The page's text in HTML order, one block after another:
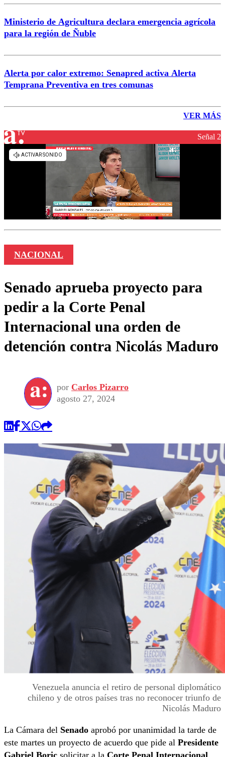
Ministerio de Agricultura declara emergencia agrícola
para la región de Ñuble
Alerta por calor extremo: Senapred activa Alerta
Temprana Preventiva en tres comunas
VER MÁS
Señal 2
NACIONAL
Senado aprueba proyecto para
pedir a la Corte Penal
Internacional una orden de
detención contra Nicolás Maduro
por Carlos Pizarro
agosto 27, 2024
Venezuela anuncia el retiro de personal diplomático
chileno y de otros países tras no reconocer triunfo de
Nicolás Maduro
La Cámara del Senado aprobó por unanimidad la tarde de
este martes un proyecto de acuerdo que pide al Presidente
Gabriel Boric solicitar a la Corte Penal Internacional